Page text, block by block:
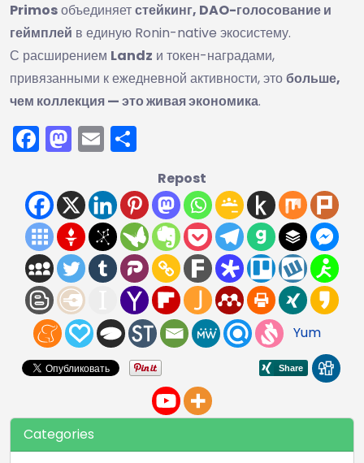
Primosобъединяетстейкинг, DAO-голосование и
геймплей в единую Ronin-native экосистему.
С расширением Landz и токен-наградами,
привязанными к ежедневной активности, этобольше,
чем коллекция — это живая экономика.
Facebook
Mastodon
Email
Repost
Yum
Categories